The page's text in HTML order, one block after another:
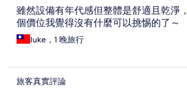
雖然設備有年代感但整體是舒適且乾淨
個價位我覺得沒有什麼可以挑惕的了～
luke，1 晚旅行
旅客真實評論